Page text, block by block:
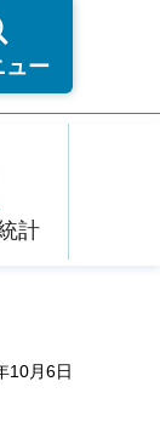
ュー
計
10月6日